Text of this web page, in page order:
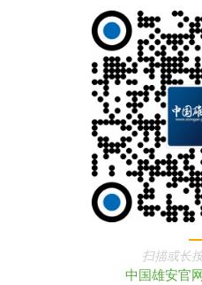
扫描或长
中国雄安官